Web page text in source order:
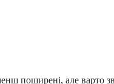
поширені, але варто